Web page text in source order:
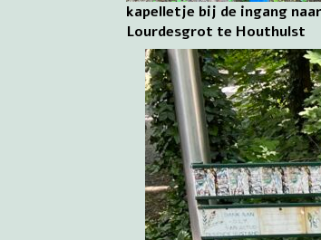
kapelletje bij de ingang
Lourdesgrot te Houthulst